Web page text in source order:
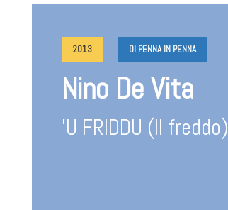
2013 DI PENNA IN PENNA
Nino De Vita
’U FRIDDU (Il freddo)